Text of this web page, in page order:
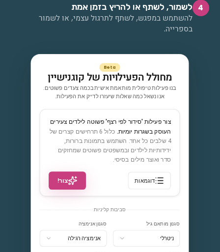
4
לשמור, לשתף או להריץ בזמן אמת
להשתמש במפגש, לשתף לתרגול עצמי, או לשמור
בספרייה.
Beta
מחולל הפעילויות של קוגנישיין
בנו פעילות טיפולית מותאמת אישית בכמה צעדים פשוטים.
אנו נשאל כמה שאלות שיעזרו לדייק את הפעילות.
צור פעילות 'סידור לפי רצף' פשוטה לילדים צעירים
העוסק בשגרות יומיות.
כלול 6 תרחישים קצרים של
4 שלבים כל אחד. השתמש בתמונות ברורות,
ידידותיות לילדים ובמשפטים פשוטים שמחזקים
סדר ואוצר מילים בסיסי.
דוגמאות צור!
סביבות קליניות
סגנון מותאם גיל
ניטרלי
סגנון אנימציה
אנימציה רגילה